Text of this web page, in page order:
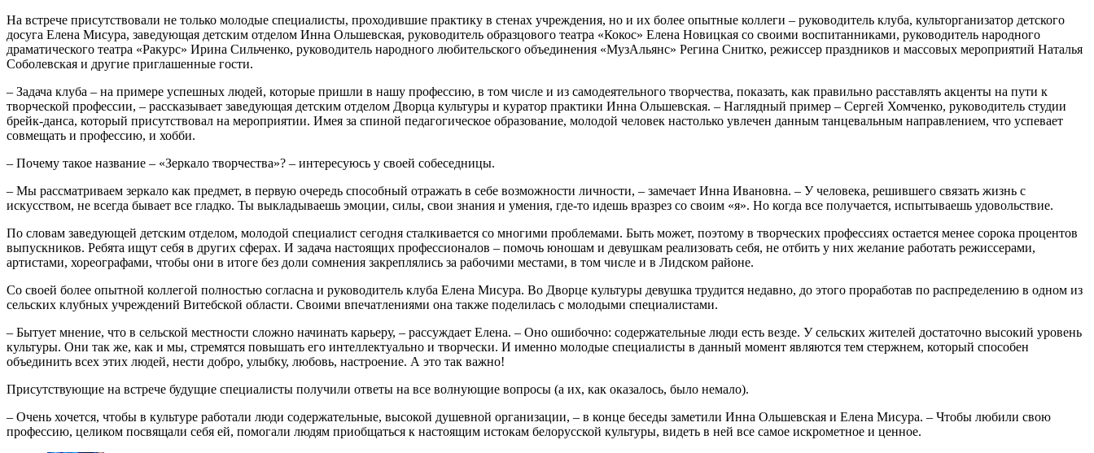
На встрече присутствовали не только молодые специалисты, проходившие практику в стенах учреждения, но и их более опытные коллеги – руководитель клуба, культорганизатор детского
досуга Елена Мисура, заведующая детским отделом Инна Ольшевская, руководитель образцового театра «Кокос» Елена Новицкая со своими воспитанниками, руководитель народного
драматического театра «Ракурс» Ирина Сильченко, руководитель народного любительского объединения «МузАльянс» Регина Снитко, режиссер праздников и массовых мероприятий Наталья
Соболевская и другие приглашенные гости.
– Задача клуба – на примере успешных людей, которые пришли в нашу профессию, в том числе и из самодеятельного творчества, показать, как правильно расставлять акценты на пути к
творческой профессии, – рассказывает заведующая детским отделом Дворца культуры и куратор практики Инна Ольшевская. – Наглядный пример – Сергей Хомченко, руководитель студии
брейк-данса, который присутствовал на мероприятии. Имея за спиной педагогическое образование, молодой человек настолько увлечен данным танцевальным направлением, что успевает
совмещать и профессию, и хобби.
– Почему такое название – «Зеркало творчества»? – интересуюсь у своей собеседницы.
– Мы рассматриваем зеркало как предмет, в первую очередь способный отражать в себе возможности личности, – замечает Инна Ивановна. – У человека, решившего связать жизнь с
искусством, не всегда бывает все гладко. Ты выкладываешь эмоции, силы, свои знания и умения, где-то идешь вразрез со своим «я». Но когда все получается, испытываешь удовольствие.
По словам заведующей детским отделом, молодой специалист сегодня сталкивается со многими проблемами. Быть может, поэтому в творческих профессиях остается менее сорока процентов
выпускников. Ребята ищут себя в других сферах. И задача настоящих профессионалов – помочь юношам и девушкам реализовать себя, не отбить у них желание работать режиссерами,
артистами, хореографами, чтобы они в итоге без доли сомнения закреплялись за рабочими местами, в том числе и в Лидском районе.
Со своей более опытной коллегой полностью согласна и руководитель клуба Елена Мисура. Во Дворце культуры девушка трудится недавно, до этого проработав по распределению в одном из
сельских клубных учреждений Витебской области. Своими впечатлениями она также поделилась с молодыми специалистами.
– Бытует мнение, что в сельской местности сложно начинать карьеру, – рассуждает Елена. – Оно ошибочно: содержательные люди есть везде. У сельских жителей достаточно высокий уровень
культуры. Они так же, как и мы, стремятся повышать его интеллектуально и творчески. И именно молодые специалисты в данный момент являются тем стержнем, который способен
объединить всех этих людей, нести добро, улыбку, любовь, настроение. А это так важно!
Присутствующие на встрече будущие специалисты получили ответы на все волнующие вопросы (а их, как оказалось, было немало).
– Очень хочется, чтобы в культуре работали люди содержательные, высокой душевной организации, – в конце беседы заметили Инна Ольшевская и Елена Мисура. – Чтобы любили свою
профессию, целиком посвящали себя ей, помогали людям приобщаться к настоящим истокам белорусской культуры, видеть в ней все самое искрометное и ценное.